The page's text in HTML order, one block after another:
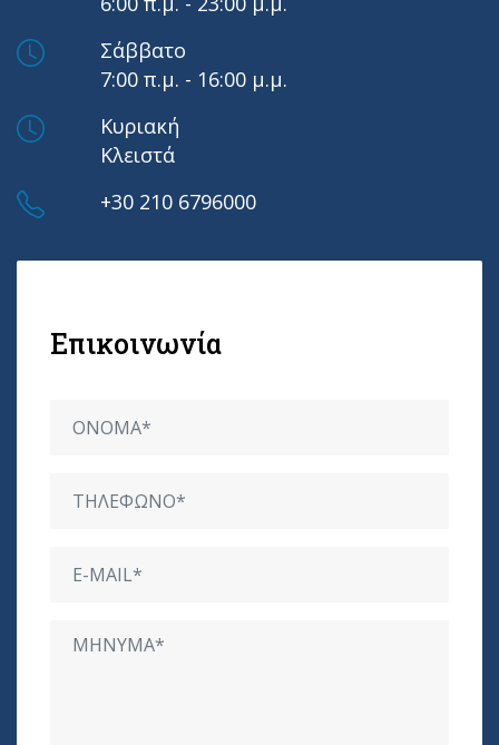
Σάββατο
7:00 π.μ. - 16:00 μ.μ.
Κυριακή
Κλειστά
+30 210 6796000
Επικοινωνία